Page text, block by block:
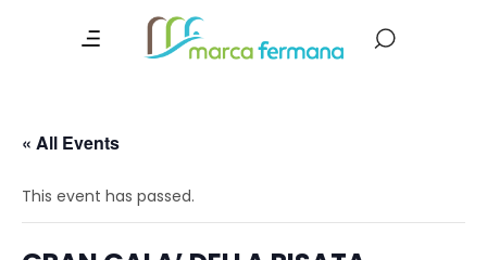
« All Events
This event has passed.